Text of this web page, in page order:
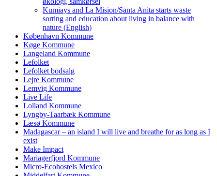
Kumiays and La Mision/Santa Anita starts waste
sorting and education about living in balance with
nature (English)
København Kommune
Køge Kommune
Langeland Kommune
Lefolket
Lefolket bodsalg
Lejre Kommune
Lemvig Kommune
Live Life
Lolland Kommune
Lyngby-Taarbæk Kommune
Læsø Kommune
Madagascar – an island I will live and breathe for as long as I
exist
Make Impact
Mariagerfjord Kommune
Micro-Ecohostels Mexico